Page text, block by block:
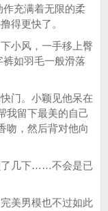
充满着无限的柔
得更快了。
小风，一手移上臀
如羽毛一般滑落
门。小颖见他呆在
我留下最美的自己
吻，然后背对他向
了几下……不会是已
美男模也不过如此